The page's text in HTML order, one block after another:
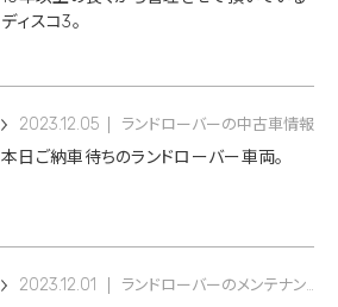
ディスコ3。
2023.12.05 ランドローバーの中古車情報
本日ご納車待ちのランドローバー車両。
2023.12.01 ランドローバーのメンテナンス